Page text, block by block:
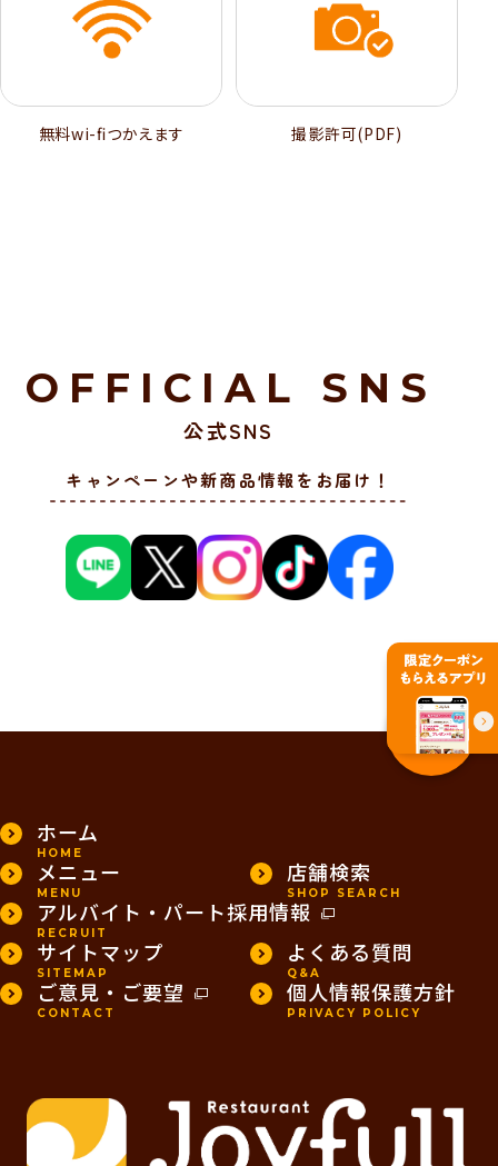
無料wi-ﬁつかえます 撮影許可(PDF)
OFFICIAL SNS
公式SNS
キャンペーンや新商品情報をお届け！
PAGE TOP
ホーム
HOME
メニュー
MENU
店舗検索
SHOP SEARCH
アルバイト・パート採用情報
RECRUIT
サイトマップ
SITEMAP
よくある質問
Q&A
ご意見・ご要望
CONTACT
個人情報保護方針
PRIVACY POLICY